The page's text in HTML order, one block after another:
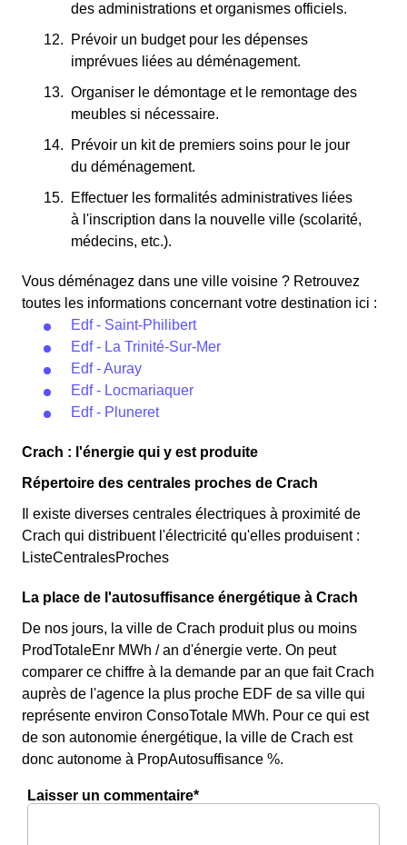
des administrations et organismes officiels.
Prévoir un budget pour les dépenses
imprévues liées au déménagement.
Organiser le démontage et le remontage des
meubles si nécessaire.
Prévoir un kit de premiers soins pour le jour
du déménagement.
Effectuer les formalités administratives liées
à l'inscription dans la nouvelle ville (scolarité,
médecins, etc.).
Vous déménagez dans une ville voisine ? Retrouvez
toutes les informations concernant votre destination ici :
Edf - Saint-Philibert
Edf - La Trinité-Sur-Mer
Edf - Auray
Edf - Locmariaquer
Edf - Pluneret
Crach : l'énergie qui y est produite
Répertoire des centrales proches de Crach
Il existe diverses centrales électriques à proximité de
Crach qui distribuent l'électricité qu'elles produisent :
ListeCentralesProches
La place de l'autosuffisance énergétique à Crach
De nos jours, la ville de Crach produit plus ou moins
ProdTotaleEnr MWh / an d'énergie verte. On peut
comparer ce chiffre à la demande par an que fait Crach
auprès de l'agence la plus proche EDF de sa ville qui
représente environ ConsoTotale MWh. Pour ce qui est
de son autonomie énergétique, la ville de Crach est
donc autonome à PropAutosuffisance %.
Laisser un commentaire*